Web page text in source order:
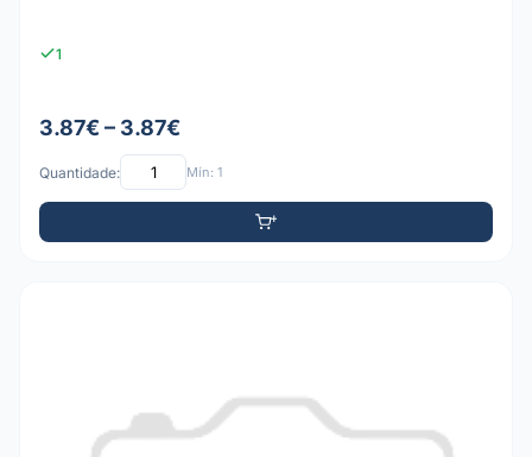
1
3.87€ – 3.87€
Quantidade: Mín: 1